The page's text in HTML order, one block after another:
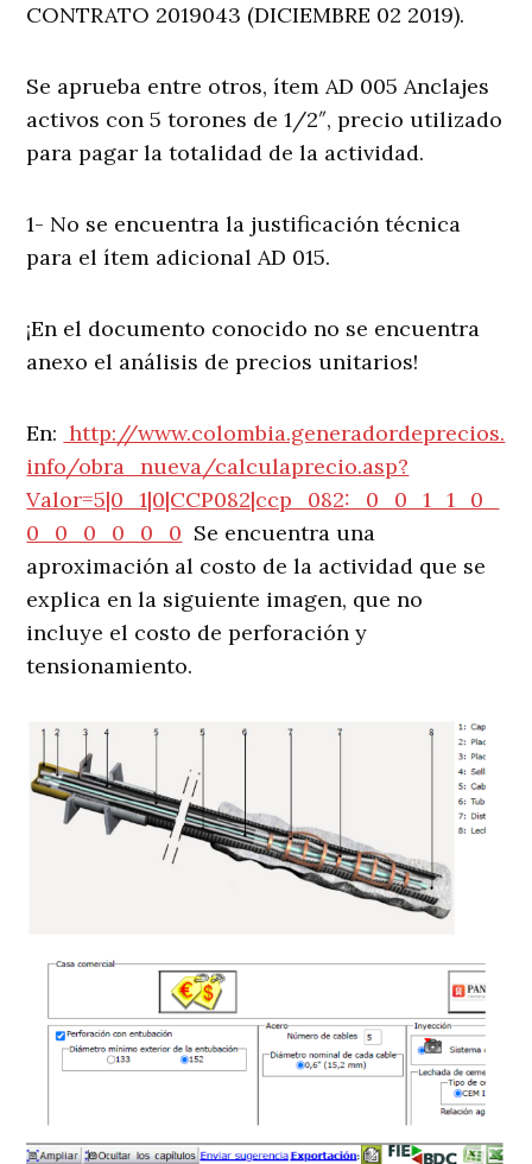
CONTRATO 2019043 (DICIEMBRE 02 2019).
Se aprueba entre otros, ítem AD 005 Anclajes
activos con 5 torones de 1/2″, precio utilizado
para pagar la totalidad de la actividad.
1- No se encuentra la justificación técnica
para el ítem adicional AD 015.
¡En el documento conocido no se encuentra
anexo el análisis de precios unitarios!
En: http://www.colombia.generadordeprecios.
info/obra_nueva/calculaprecio.asp?
Valor=5|0_1|0|CCP082|ccp_082:_0_0_1_1_0_
0_0_0_0_0_0 Se encuentra una
aproximación al costo de la actividad que se
explica en la siguiente imagen, que no
incluye el costo de perforación y
tensionamiento.